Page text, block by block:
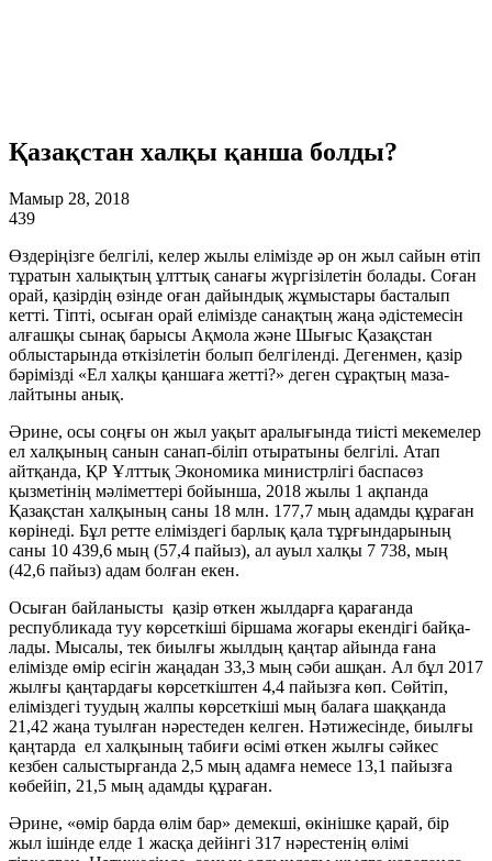
Қазақстан халқы қанша болды?
Мамыр 28, 2018
439
Өздеріңізге белгілі, келер жылы елімізде әр он жыл сайын өтіп
тұратын халықтың ұлттық санағы жүргізі­летін болады. Соған
орай, қазірдің өзінде оған дайындық жұ­мыс­тары басталып
кетті. Тіпті, осыған орай елі­мізде санақ­тың жа­ңа әдістемесін
алғаш­қы сынақ бары­сы Ақмола және Шы­ғыс Қазақ­стан
облыс­­тарында өткізілетін болып бел­гіленді. Дегенмен, қазір
бәрімізді «Ел халқы қаншаға жетті?» деген сұрақ­тың маза­
лайтыны анық.
Әрине, осы соңғы он жыл уақыт аралығында тиісті мекемелер
ел халқының санын санап-біліп отыратыны белгілі. Атап
айтқанда, ҚР Ұлттық Экономика министрлігі баспасөз
қызметінің мәлі­меттері бойынша, 2018 жылы 1 ақпанда
Қазақстан халқының саны 18 млн. 177,7 мың адамды құраған
көрінеді. Бұл ретте еліміз­дегі барлық қала тұрғын­дарының
саны 10 439,6 мың (57,4 пайыз), ал ауыл халқы 7 738, мың
(42,6 пайыз) адам болған екен.
Осыған байланысты қазір өткен жылдарға қарағанда
республикада туу көрсеткіші біршама жоғары екендігі байқа­
лады. Мы­салы, тек биылғы жылдың қаңтар айында ғана
елімізде өмір есігін жаңадан 33,3 мың сәби ашқан. Ал бұл 2017
жылғы қаңтардағы көрсеткіштен 4,4 пайызға көп. Сөйтіп,
еліміздегі туудың жалпы көрсеткіші мың балаға шаққанда
21,42 жаңа туыл­ған нәрестеден келген. Нәтижесінде, биыл­ғы
қаңтарда ел халқының табиғи өсімі өткен жылғы сәйкес
кезбен салыс­тыр­ғанда 2,5 мың адамға не­месе 13,1 пайызға
көбейіп, 21,5 мың адамды құраған.
Әрине, «өмір барда өлім бар» демекші, өкініш­ке қарай, бір
жыл ішінде елде 1 жасқа дейінгі 317 нәрес­тенің өлімі